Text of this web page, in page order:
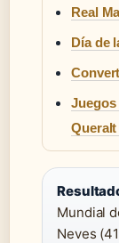
Real
Día de
Juegos
Queralt
Mundial
Neves